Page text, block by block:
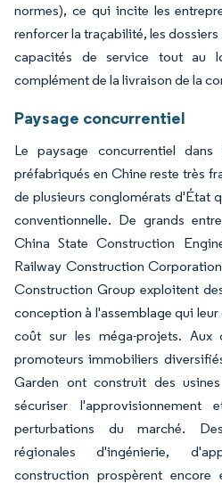
normes), ce qui incite les
renforcer la traçabilité, les
capacités de service tout au
complément de la livraison de la
Paysage concurrentiel
Le paysage concurrentiel
préfabriqués en Chine reste très
de plusieurs conglomérats d'État
conventionnelle. De grands
China State Construction
Railway Construction
Construction Group exploitent
conception à l'assemblage qui
coût sur les méga-projets.
promoteurs immobiliers
Garden ont construit des
sécuriser
perturbations du marché.
régionales d'ingénierie,
construction prospèrent